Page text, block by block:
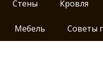
Стены Кровля
Мебель Советы